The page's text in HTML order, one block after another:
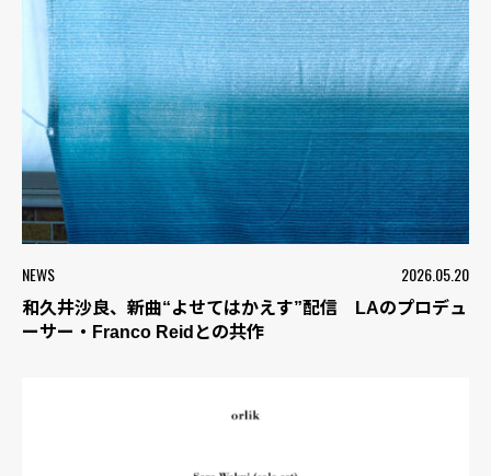
NEWS 2026.05.20
和久井沙良、新曲“よせてはかえす”配信 LAのプロデュ
ーサー・Franco Reidとの共作